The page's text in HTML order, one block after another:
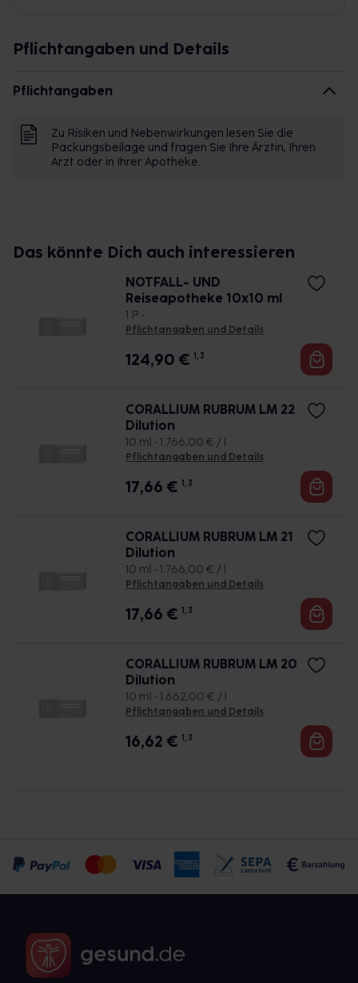
Pflichtangaben und Details
Pflichtangaben
Zu Risiken und Nebenwirkungen lesen Sie die
Packungsbeilage und fragen Sie Ihre Ärztin, Ihren
Arzt oder in Ihrer Apotheke.
Das könnte Dich auch interessieren
NOTFALL- UND
Reiseapotheke 10x10 ml
1 P •
Pflichtangaben und Details
124,90 € 1, 3
CORALLIUM RUBRUM LM 22
Dilution
10 ml • 1.766,00 € / l
Pflichtangaben und Details
17,66 € 1, 3
CORALLIUM RUBRUM LM 21
Dilution
10 ml • 1.766,00 € / l
Pflichtangaben und Details
17,66 € 1, 3
CORALLIUM RUBRUM LM 20
Dilution
10 ml • 1.662,00 € / l
Pflichtangaben und Details
16,62 € 1, 3